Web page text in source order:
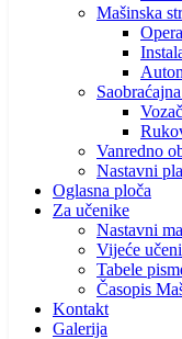
Mašinska
Vanredno
Nastavni
Oglasna ploča
Za učenike
Nastavni
Vijeće
Tabele
Časopis
Kontakt
Galerija